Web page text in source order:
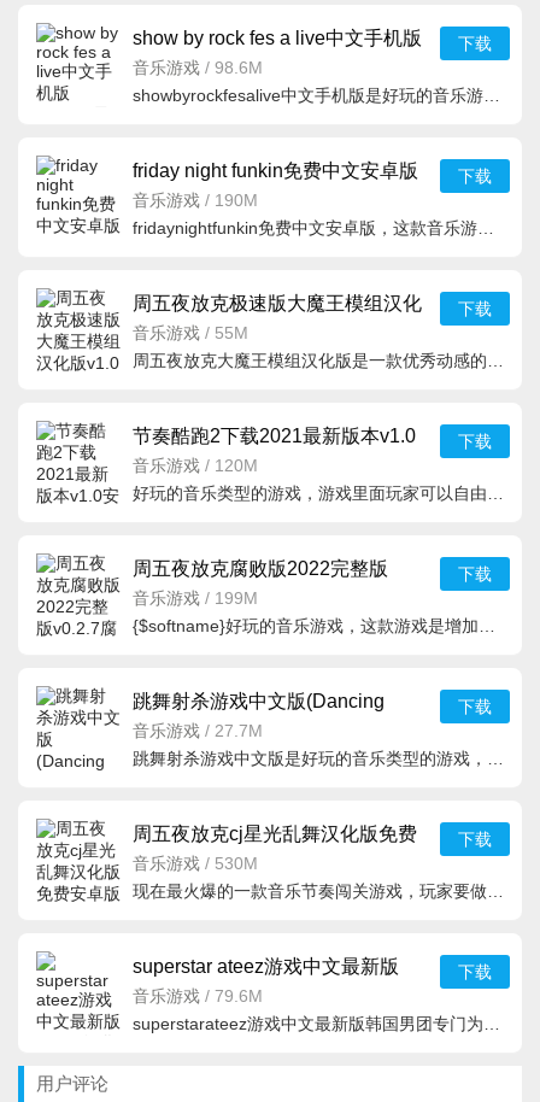
show by rock fes a live中文手机版
v1.40.1最新版
音乐游戏 / 98.6M
下载
friday night funkin免费中文安卓版
v0.2.7.1 正版
音乐游戏 / 190M
下载
周五夜放克极速版大魔王模组汉化
版v1.0安卓版
音乐游戏 / 55M
下载
节奏酷跑2下载2021最新版本v1.0
安卓版
音乐游戏 / 120M
下载
周五夜放克腐败版2022完整版
v0.2.7腐败版本
音乐游戏 / 199M
下载
跳舞射杀游戏中文版(Dancing
Hunt)v1.0.3安卓版
音乐游戏 / 27.7M
下载
周五夜放克cj星光乱舞汉化版免费
安卓版v0.2.7.1安卓版
音乐游戏 / 530M
下载
superstar ateez游戏中文最新版
v3.3.1汉化版
音乐游戏 / 79.6M
下载
用户评论